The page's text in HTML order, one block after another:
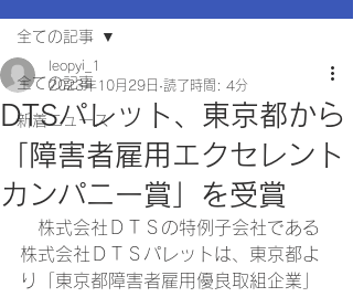
全ての記事
新着ニュース
全ての記事
DTSパレット、東京都から
「障害者雇用エクセレント
カンパニー賞」を受賞
leopyi_1
2023年10月29日 読了時間: 4分
株式会社ＤＴＳの特例子会社である
株式会社ＤＴＳパレットは、東京都よ
り「東京都障害者雇用優良取組企業」